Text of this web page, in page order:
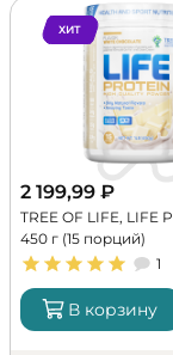
ХИТ
2 199,99 ₽
TREE OF LIFE, LIFE
450 г (15 порций)
1
В корзину